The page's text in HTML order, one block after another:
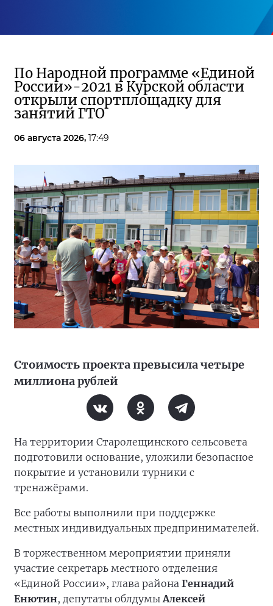
По Народной программе «Единой
России»-2021 в Курской области
открыли спортплощадку для
занятий ГТО
06 августа 2026, 17:49
Стоимость проекта превысила четыре
миллиона рублей
На территории Старолещинского сельсовета
подготовили основание, уложили безопасное
покрытие и установили турники с
тренажёрами.
Все работы выполнили при поддержке
местных индивидуальных предпринимателей.
В торжественном мероприятии приняли
участие секретарь местного отделения
«Единой России», глава района Геннадий
Енютин, депутаты облдумыАлексей